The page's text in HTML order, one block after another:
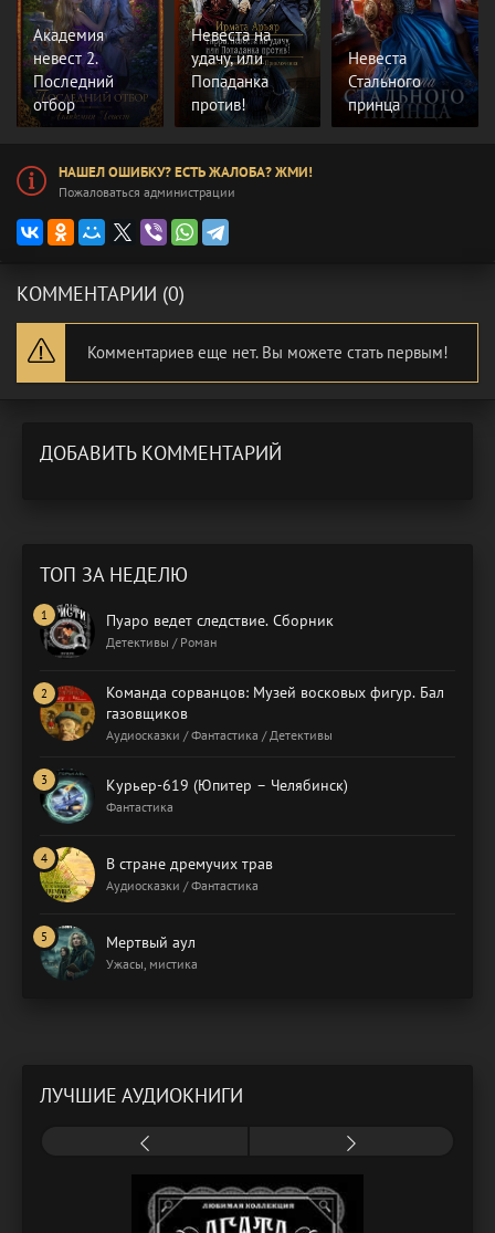
Академия
невест 2.
Последний
отбор
Невеста на
удачу, или
Попаданка
против!
Невеста
Стального
принца
НАШЕЛ ОШИБКУ? ЕСТЬ ЖАЛОБА? ЖМИ!
Пожаловаться администрации
КОММЕНТАРИИ (0)
Комментариев еще нет. Вы можете стать первым!
ДОБАВИТЬ КОММЕНТАРИЙ
ТОП ЗА НЕДЕЛЮ
Пуаро ведет следствие. Сборник
Детективы / Роман
Команда сорванцов: Музей восковых фигур. Бал
газовщиков
Аудиосказки / Фантастика / Детективы
Курьер-619 (Юпитер – Челябинск)
Фантастика
В стране дремучих трав
Аудиосказки / Фантастика
Мертвый аул
Ужасы, мистика
ЛУЧШИЕ АУДИОКНИГИ